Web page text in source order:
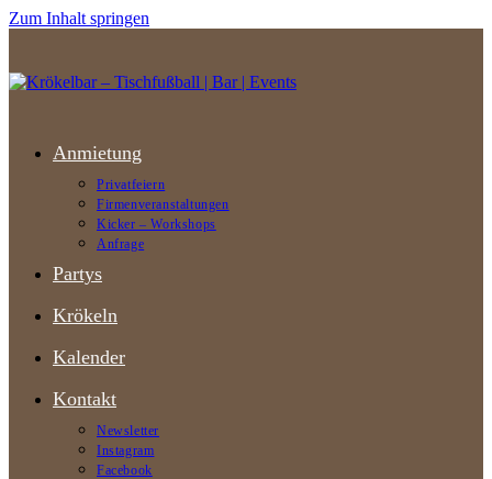
Zum Inhalt springen
Anmietung
Privatfeiern
Firmenveranstaltungen
Kicker – Workshops
Anfrage
Partys
Krökeln
Kalender
Kontakt
Newsletter
Instagram
Facebook